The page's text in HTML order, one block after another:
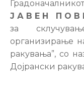
Ј А В Е Н П О В
за
организирање
ракувања”, со
Дојрански